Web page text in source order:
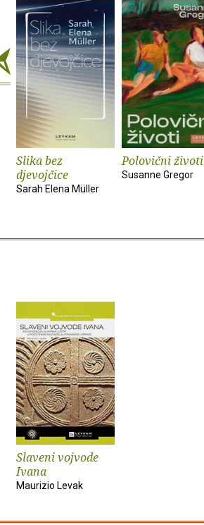
Slika bez
djevojčice
Sarah Elena Müller
Polovični životi
Susanne Gregor
Slaveni vojvode
Ivana
Maurizio Levak